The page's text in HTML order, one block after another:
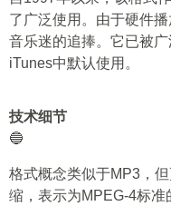
了广泛使用。由于硬件
音乐迷的追捧。它已被
iTunes中默认使用。
技术细节
🔵
格式概念类似于MP3，
缩，表示为MPEG-4标